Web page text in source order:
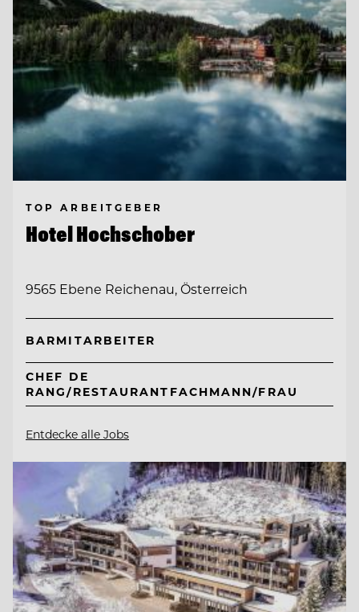
TOP ARBEITGEBER
Hotel Hochschober
9565 Ebene Reichenau, Österreich
BARMITARBEITER
CHEF DE
RANG/RESTAURANTFACHMANN/FRAU
Entdecke alle Jobs